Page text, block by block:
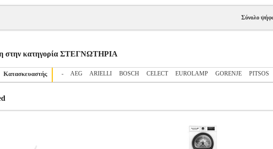
Σύνολο
στην κατηγορία ΣΤΕΓΝΩΤΗΡΙΑ
Κατασκευαστής - AEG ARIELLI BOSCH CELECT EUROLAMP GORENJE PITSOS